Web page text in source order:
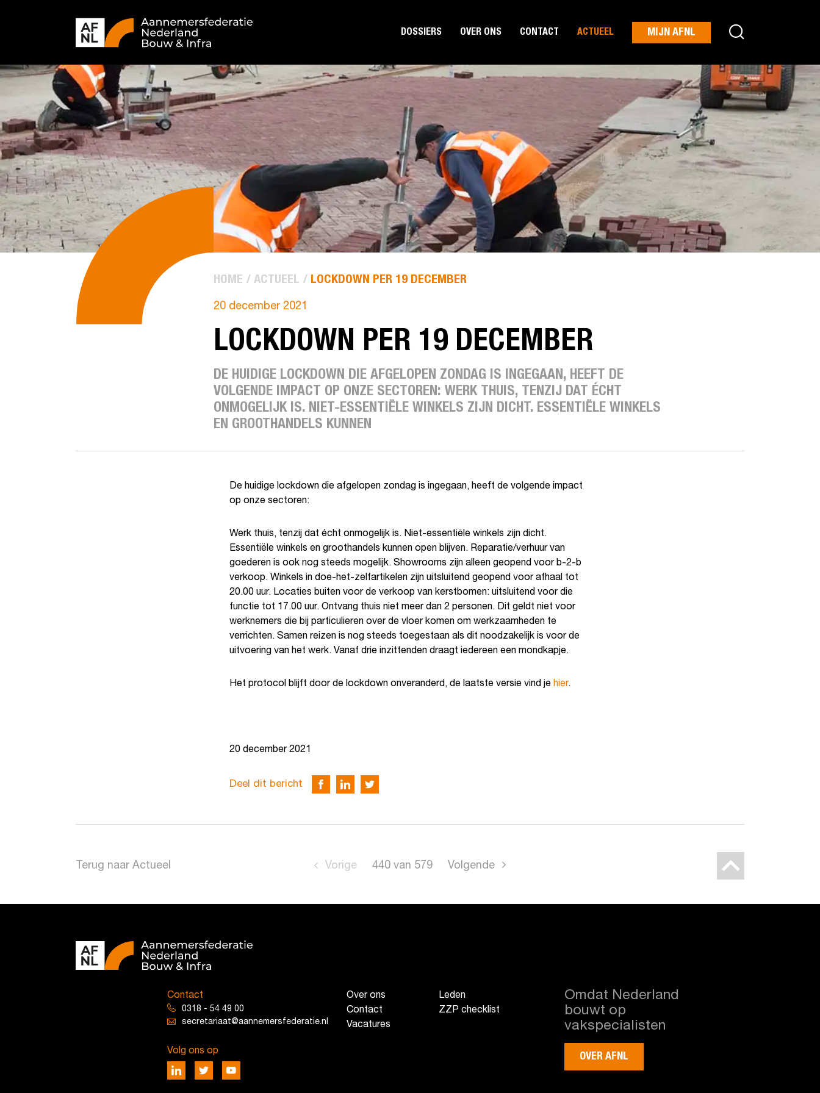
DOSSIERS OVER ONS CONTACT ACTUEEL MIJN AFNL
HOME ACTUEEL LOCKDOWN PER 19 DECEMBER
20 december 2021
LOCKDOWN PER 19 DECEMBER
DE HUIDIGE LOCKDOWN DIE AFGELOPEN ZONDAG IS INGEGAAN, HEEFT DE
VOLGENDE IMPACT OP ONZE SECTOREN: WERK THUIS, TENZIJ DAT ÉCHT
ONMOGELIJK IS. NIET-ESSENTIËLE WINKELS ZIJN DICHT. ESSENTIËLE WINKELS
EN GROOTHANDELS KUNNEN
De huidige lockdown die afgelopen zondag is ingegaan, heeft de volgende impact
op onze sectoren:
Werk thuis, tenzij dat écht onmogelijk is. Niet-essentiële winkels zijn dicht.
Essentiële winkels en groothandels kunnen open blijven. Reparatie/verhuur van
goederen is ook nog steeds mogelijk. Showrooms zijn alleen geopend voor b-2-b
verkoop. Winkels in doe-het-zelfartikelen zijn uitsluitend geopend voor afhaal tot
20.00 uur. Locaties buiten voor de verkoop van kerstbomen: uitsluitend voor die
functie tot 17.00 uur. Ontvang thuis niet meer dan 2 personen. Dit geldt niet voor
werknemers die bij particulieren over de vloer komen om werkzaamheden te
verrichten. Samen reizen is nog steeds toegestaan als dit noodzakelijk is voor de
uitvoering van het werk. Vanaf drie inzittenden draagt iedereen een mondkapje.
Het protocol blijft door de lockdown onveranderd, de laatste versie vind je hier.
20 december 2021
Deel dit bericht
Terug naar Actueel Vorige 440van 579 Volgende
Contact
0318 - 54 49 00
secretariaat@aannemersfederatie.nl
Volg ons op
Over ons
Contact
Vacatures
Leden
ZZP checklist
Omdat Nederland
bouwt op
vakspecialisten
OVER AFNL